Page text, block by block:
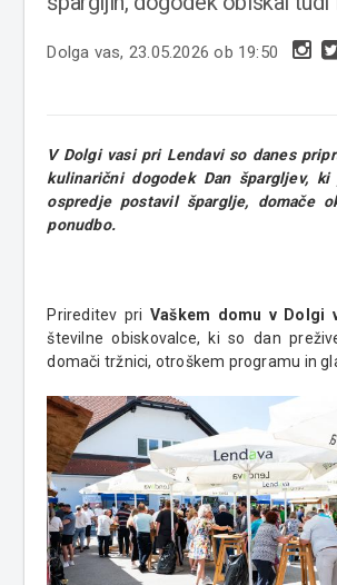
Dolga vas, 23.05.2026 ob 19:50
V Dolgi vasi pri Lendavi so danes
kulinarični dogodek Dan špargljev,
ospredje postavil šparglje, domače
ponudbo.
Prireditev pri Vaškem domu v Dolgi
številne obiskovalce, ki so dan
domači tržnici, otroškem programu in